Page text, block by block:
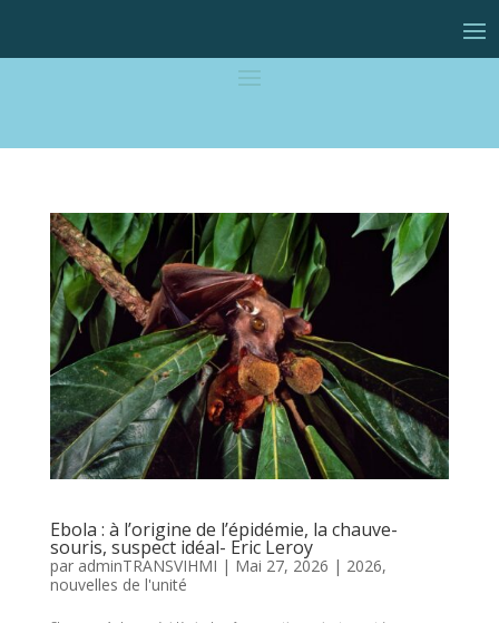
Ebola : à l’origine de l’épidémie, la chauve-
souris, suspect idéal- Eric Leroy
par adminTRANSVIHMI | Mai 27, 2026 | 2026,
nouvelles de l'unité